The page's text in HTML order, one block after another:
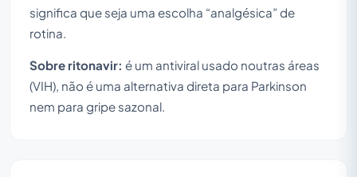
significa que seja uma escolha “analgésica” de
rotina.
Sobre ritonavir: é um antiviral usado noutras áreas
(VIH), não é uma alternativa direta para Parkinson
nem para gripe sazonal.